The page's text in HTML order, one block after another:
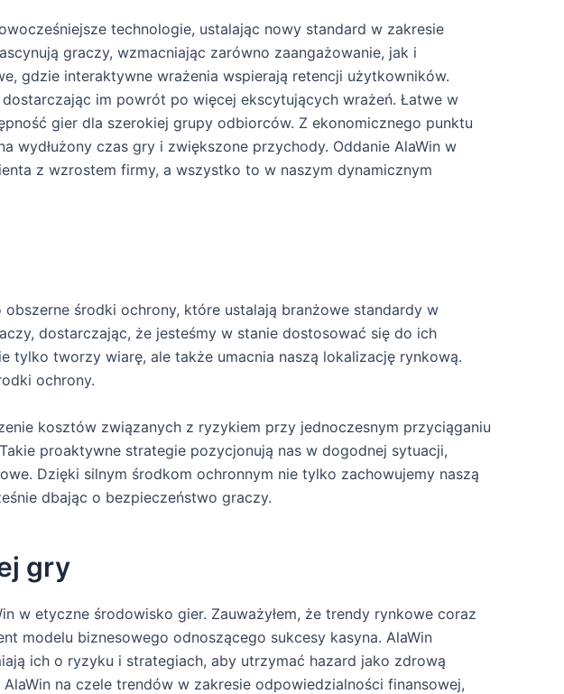
technologie, ustalając nowy standard w zakresie
graczy, wzmacniając zarówno zaangażowanie, jak i
gdzie interaktywne wrażenia wspierają retencji użytkowników.
im powrót po więcej ekscytujących wrażeń. Łatwe w
gier dla szerokiej grupy odbiorców. Z ekonomicznego punktu
czas gry i zwiększone przychody. Oddanie AlaWin w
z wzrostem firmy, a wszystko to w naszym dynamicznym
środki ochrony, które ustalają branżowe standardy w
dostarczając, że jesteśmy w stanie dostosować się do ich
tylko tworzy wiarę, ale także umacnia naszą lokalizację rynkową.
ochrony.
kosztów związanych z ryzykiem przy jednoczesnym przyciąganiu
proaktywne strategie pozycjonują nas w dogodnej sytuacji,
Dzięki silnym środkom ochronnym nie tylko zachowujemy naszą
dbając o bezpieczeństwo graczy.
gry
w etyczne środowisko gier. Zauważyłem, że trendy rynkowe coraz
modelu biznesowego odnoszącego sukcesy kasyna. AlaWin
ich o ryzyku i strategiach, aby utrzymać hazard jako zdrową
na czele trendów w zakresie odpowiedzialności finansowej,